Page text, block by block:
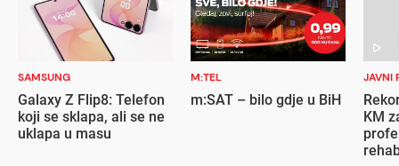
SAMSUNG
Galaxy Z Flip8: Telefon
koji se sklapa, ali se ne
uklapa u masu
M:TEL
m:SAT – bilo gdje u BiH
JAVNI
KM